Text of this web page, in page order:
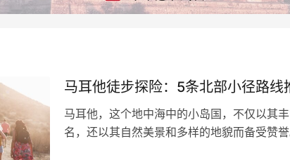
马耳他徒步探险：5条北部小径路线
马耳他，这个地中海中的小岛国，不仅以其
名，还以其自然美景和多样的地貌而备受赞